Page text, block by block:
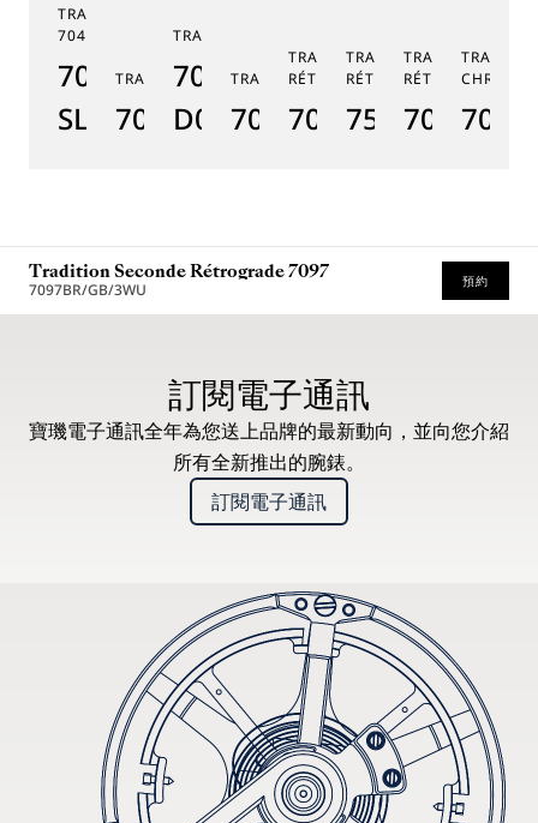
TRADITION TOURBILLON
7047
7047PT/YY/5ZU
SL
TRADITION GMT 7067
7067PT/NM/5W601
TRADITION 7038
7038BB/N9/7V6
D0
TRADITION 7037
7037PT/N9/5V6
TRADITION SECONDE
RÉTROGRADE 7035
7035BH/H2/9V6
TRADITION QUANTIÈME
RÉTROGRADE 7597
7597BB/GY/
TRADITION
RÉTROGRADE
7097BB/
Tradition Seconde Rétrograde 7097
7097BR/GB/3WU 預約
訂閱電子通訊
寶璣電子通訊全年為您送上品牌的最新動向，並向您介紹
所有全新推出的腕錶。
訂閱電子通訊